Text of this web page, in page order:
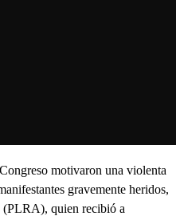
motivaron una violenta
gravemente heridos,
(PLRA), quien recibió a